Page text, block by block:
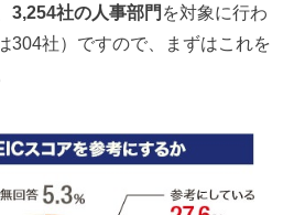
3,254社の人事部門 を対象に行わ
304社）ですので、まずはこれを